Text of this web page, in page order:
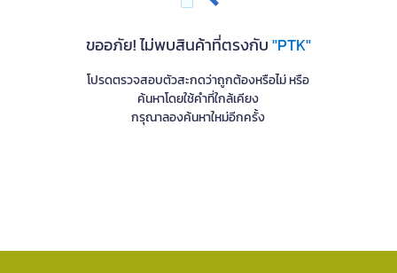
ขออภัย! ไม่พบสินค้าที่ตรงกับ"PTK"
โปรดตรวจสอบตัวสะกดว่าถูกต้องหรือไม่ หรือ
ค้นหาโดยใช้คำที่ใกล้เคียง
กรุณาลองค้นหาใหม่อีกครั้ง